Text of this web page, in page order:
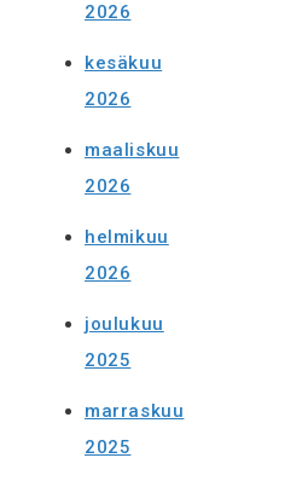
2026
kesäkuu
2026
maaliskuu
2026
helmikuu
2026
joulukuu
2025
marraskuu
2025